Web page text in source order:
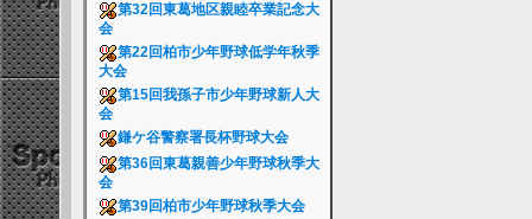
第32回東葛地区親睦卒業記念大
会
第22回柏市少年野球低学年秋季
大会
第15回我孫子市少年野球新人大
会
鎌ケ谷警察署長杯野球大会
第36回東葛親善少年野球秋季大
会
第39回柏市少年野球秋季大会